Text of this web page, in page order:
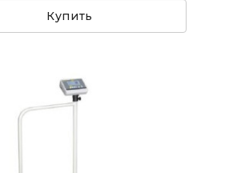
Купить